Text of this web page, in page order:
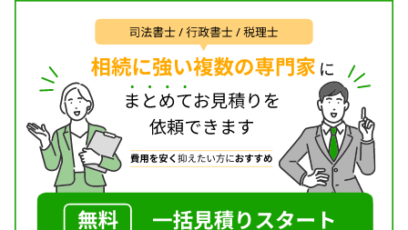
対応地域
加須市を中心に、周辺地域にはどこでも対応してお
ります。
対応業務
遺言書 / 遺産分割 / 相続財産調査 / 成年後見 / 相続手
続き / 銀行手続き / 戸籍収集 / 相続人調査
対応体制
電話相談可 / 訪問可 / 女性スタッフ対応可 / 土日相談
可 / 初回相談無料 / 18時以降相談可 / オンライン面談